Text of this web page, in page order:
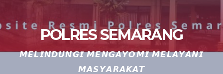
POLRES SEMARANG
𝙈𝙀𝙇𝙄𝙉𝘿𝙐𝙉𝙂𝙄 𝙈𝙀𝙉𝙂𝘼𝙔𝙊𝙈𝙄 𝙈𝙀𝙇𝘼𝙔𝘼𝙉𝙄
𝙈𝘼𝙎𝙔𝘼𝙍𝘼𝙆𝘼𝙏